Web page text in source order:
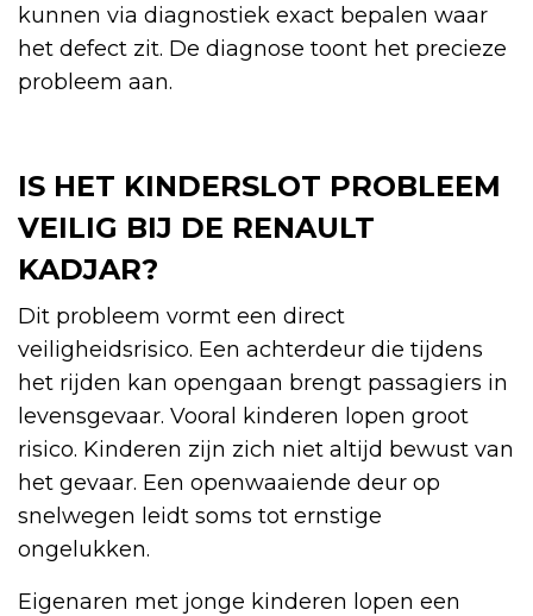
kunnen via diagnostiek exact bepalen waar
het defect zit. De diagnose toont het precieze
probleem aan.
IS HET KINDERSLOT PROBLEEM
VEILIG BIJ DE RENAULT
KADJAR?
Dit probleem vormt een direct
veiligheidsrisico. Een achterdeur die tijdens
het rijden kan opengaan brengt passagiers in
levensgevaar. Vooral kinderen lopen groot
risico. Kinderen zijn zich niet altijd bewust van
het gevaar. Een openwaaiende deur op
snelwegen leidt soms tot ernstige
ongelukken.
Eigenaren met jonge kinderen lopen een